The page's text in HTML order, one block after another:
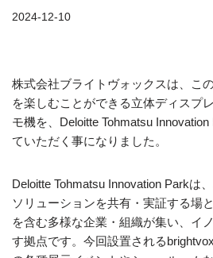
2024-12-10
株式会社ブライトヴォックスは、こ
を楽しむことができる立体ディスプ
モ機を、Deloitte Tohmatsu
ていただく事になりました。
Deloitte Tohmatsu Innovation Parkは
ソリューションを共有・実証する場
を含む多様な企業・組織が集い、イ
す拠点です。今回設置される